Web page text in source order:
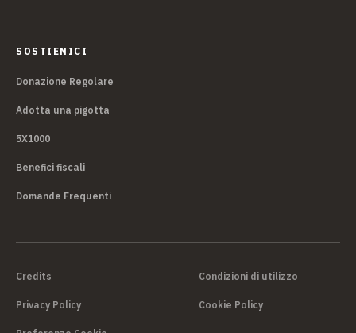
SOSTIENICI
Donazione Regolare
Adotta una pigotta
5X1000
Benefici fiscali
Domande Frequenti
Credits Condizioni di utilizzo
Privacy Policy Cookie Policy